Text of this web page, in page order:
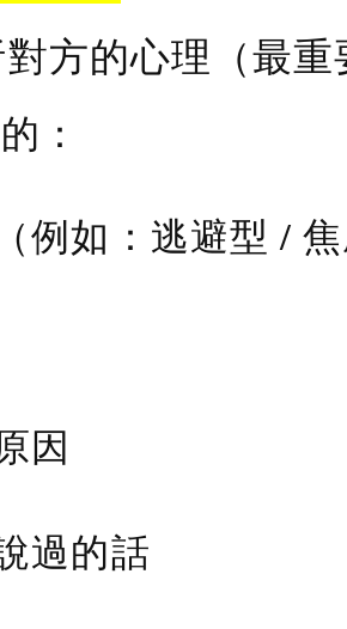
方的心理（最
：
例如：逃避型 /
因
過的話